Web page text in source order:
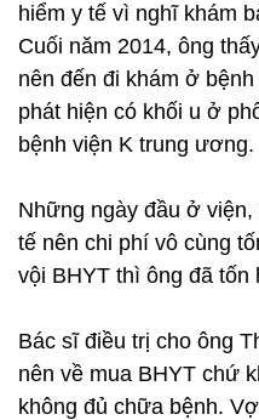
hiểm y tế vì nghĩ khám
Cuối năm 2014, ông
nên đến đi khám ở
phát hiện có khối u ở
bệnh viện K trung ương.
Những ngày đầu ở
tế nên chi phí vô cùng
vội BHYT thì ông đã tốn
Bác sĩ điều trị cho ông
nên về mua BHYT chứ
không đủ chữa bệnh.